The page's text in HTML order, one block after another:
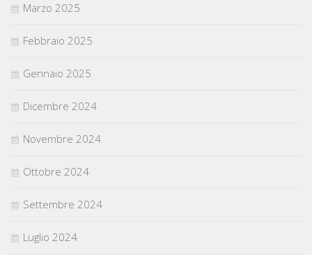
Marzo 2025
Febbraio 2025
Gennaio 2025
Dicembre 2024
Novembre 2024
Ottobre 2024
Settembre 2024
Luglio 2024